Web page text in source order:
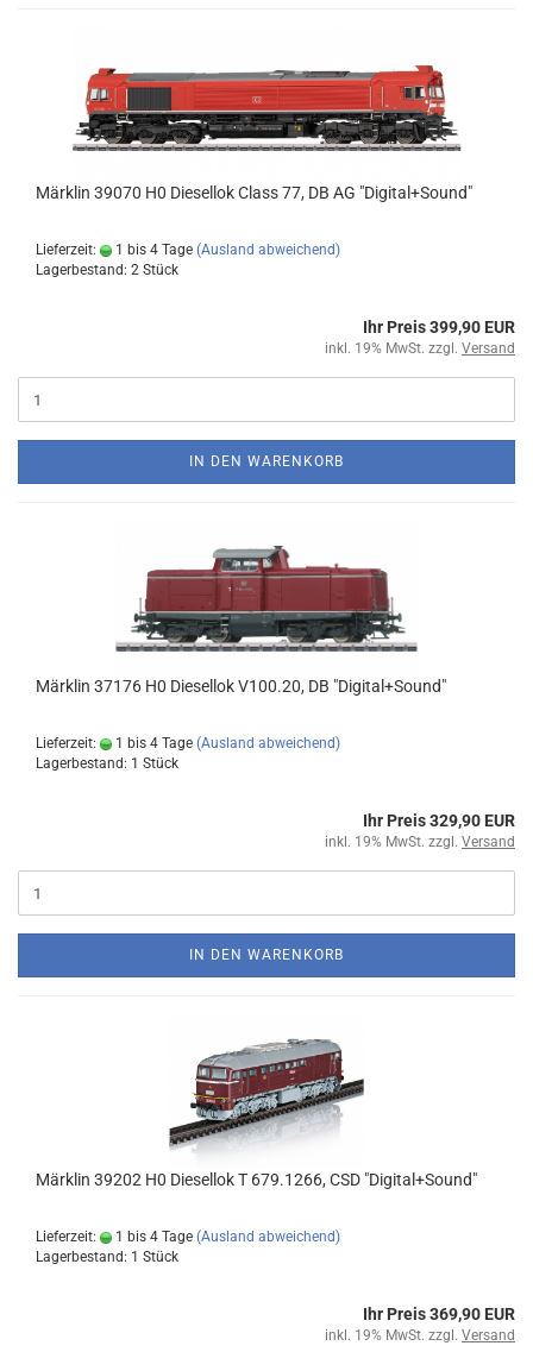
Märklin 39070 H0 Diesellok Class 77, DB AG "Digital+Sound"
Lieferzeit: 1 bis 4 Tage (Ausland abweichend)
Lagerbestand: 2 Stück
Ihr Preis 399,90 EUR
inkl. 19% MwSt. zzgl. Versand
IN DEN WARENKORB
Märklin 37176 H0 Diesellok V100.20, DB "Digital+Sound"
Lieferzeit: 1 bis 4 Tage (Ausland abweichend)
Lagerbestand: 1 Stück
Ihr Preis 329,90 EUR
inkl. 19% MwSt. zzgl. Versand
IN DEN WARENKORB
Märklin 39202 H0 Diesellok T 679.1266, CSD "Digital+Sound"
Lieferzeit: 1 bis 4 Tage (Ausland abweichend)
Lagerbestand: 1 Stück
Ihr Preis 369,90 EUR
inkl. 19% MwSt. zzgl. Versand